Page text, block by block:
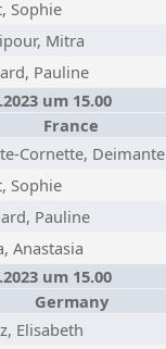
Sophie
Mitra
Pauline
um 15.00
France
Cornette, Deimante
Sophie
Pauline
Anastasia
um 15.00
Germany
Elisabeth